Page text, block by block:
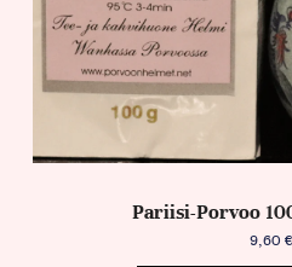
Pariisi-Porvoo
9,60 €